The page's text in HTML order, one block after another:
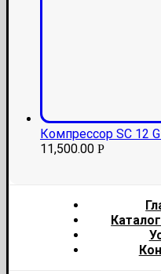
Компрессор SC 12
11,500.00 Р